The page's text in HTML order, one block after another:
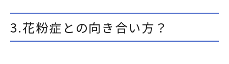
3.花粉症との向き合い方？